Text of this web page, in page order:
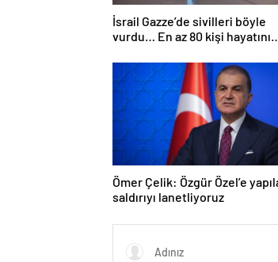
İsrail Gazze’de sivilleri böyle
vurdu… En az 80 kişi hayatını
kaybetti
Ömer Çelik: Özgür Özel’e
saldırıyı lanetliyoruz